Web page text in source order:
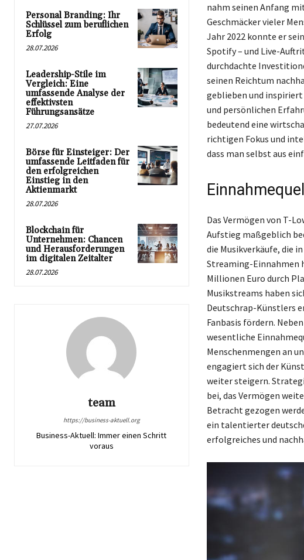
Personal Branding: Ihr
Schlüssel zum beruflichen
Erfolg
28.07.2026
Leadership-Stile im
Vergleich: Eine
umfassende Analyse der
effektivsten
Führungsansätze
27.07.2026
Börse für Einsteiger: Der
umfassende Leitfaden für
den erfolgreichen
Einstieg in den
Aktienmarkt
28.07.2026
Blockchain für
Unternehmen: Chancen
und Herausforderungen
im digitalen Zeitalter
28.07.2026
team
https://business-aktuell.org
Business-Aktuell: Immer einen Schritt
voraus
nahm seinen Anfang
Geschmäcker vieler
Jahr 2022 konnte er
Spotify – und Live-
durchdachte
seinen Reichtum
geblieben und inspiriert
und persönlichen
bedeutend eine
richtigen Fokus und
dass man selbst aus
Das Vermögen von T-
Aufstieg maßgeblich
die Musikverkäufe, die
Streaming-Einnahmen
Millionen Euro durch
Musikstreams haben
Deutschrap-Künstlers
Fanbasis fördern.
wesentliche
Menschenmengen an
engagiert sich der
weiter steigern.
bei, das Vermögen
Betracht gezogen
ein talentierter
erfolgreiches und